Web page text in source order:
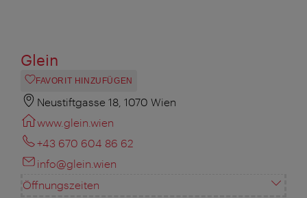
Glein
FAVORIT HINZUFÜGEN
Neustiftgasse 18, 1070 Wien
www.glein.wien
+43 670 604 86 62
info@glein.wien
Öffnungszeiten